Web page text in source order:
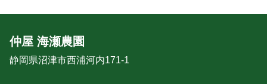
仲屋 海瀬農園
静岡県沼津市西浦河内171-1